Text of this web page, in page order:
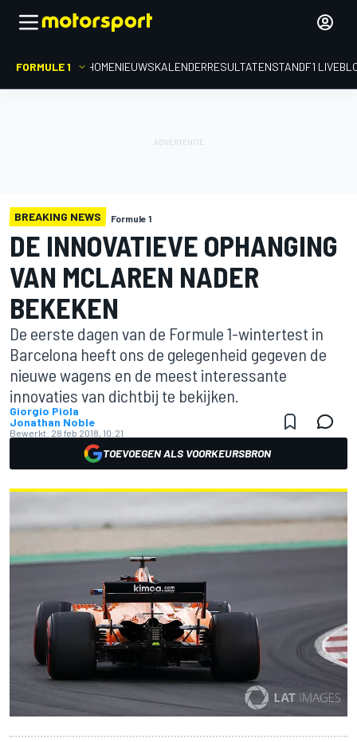
FORMULE 1 HOMENIEUWSKALENDERRESULTATENSTANDF1
BREAKING NEWS Formule 1
DE INNOVATIEVE OPHANGING
VAN MCLAREN NADER
BEKEKEN
De eerste dagen van de Formule 1-wintertest in
Barcelona heeft ons de gelegenheid gegeven de
nieuwe wagens en de meest interessante
innovaties van dichtbij te bekijken.
Giorgio Piola
Jonathan Noble
Bewerkt: 28 feb 2018, 10:21
TOEVOEGEN ALS VOORKEURSBRON